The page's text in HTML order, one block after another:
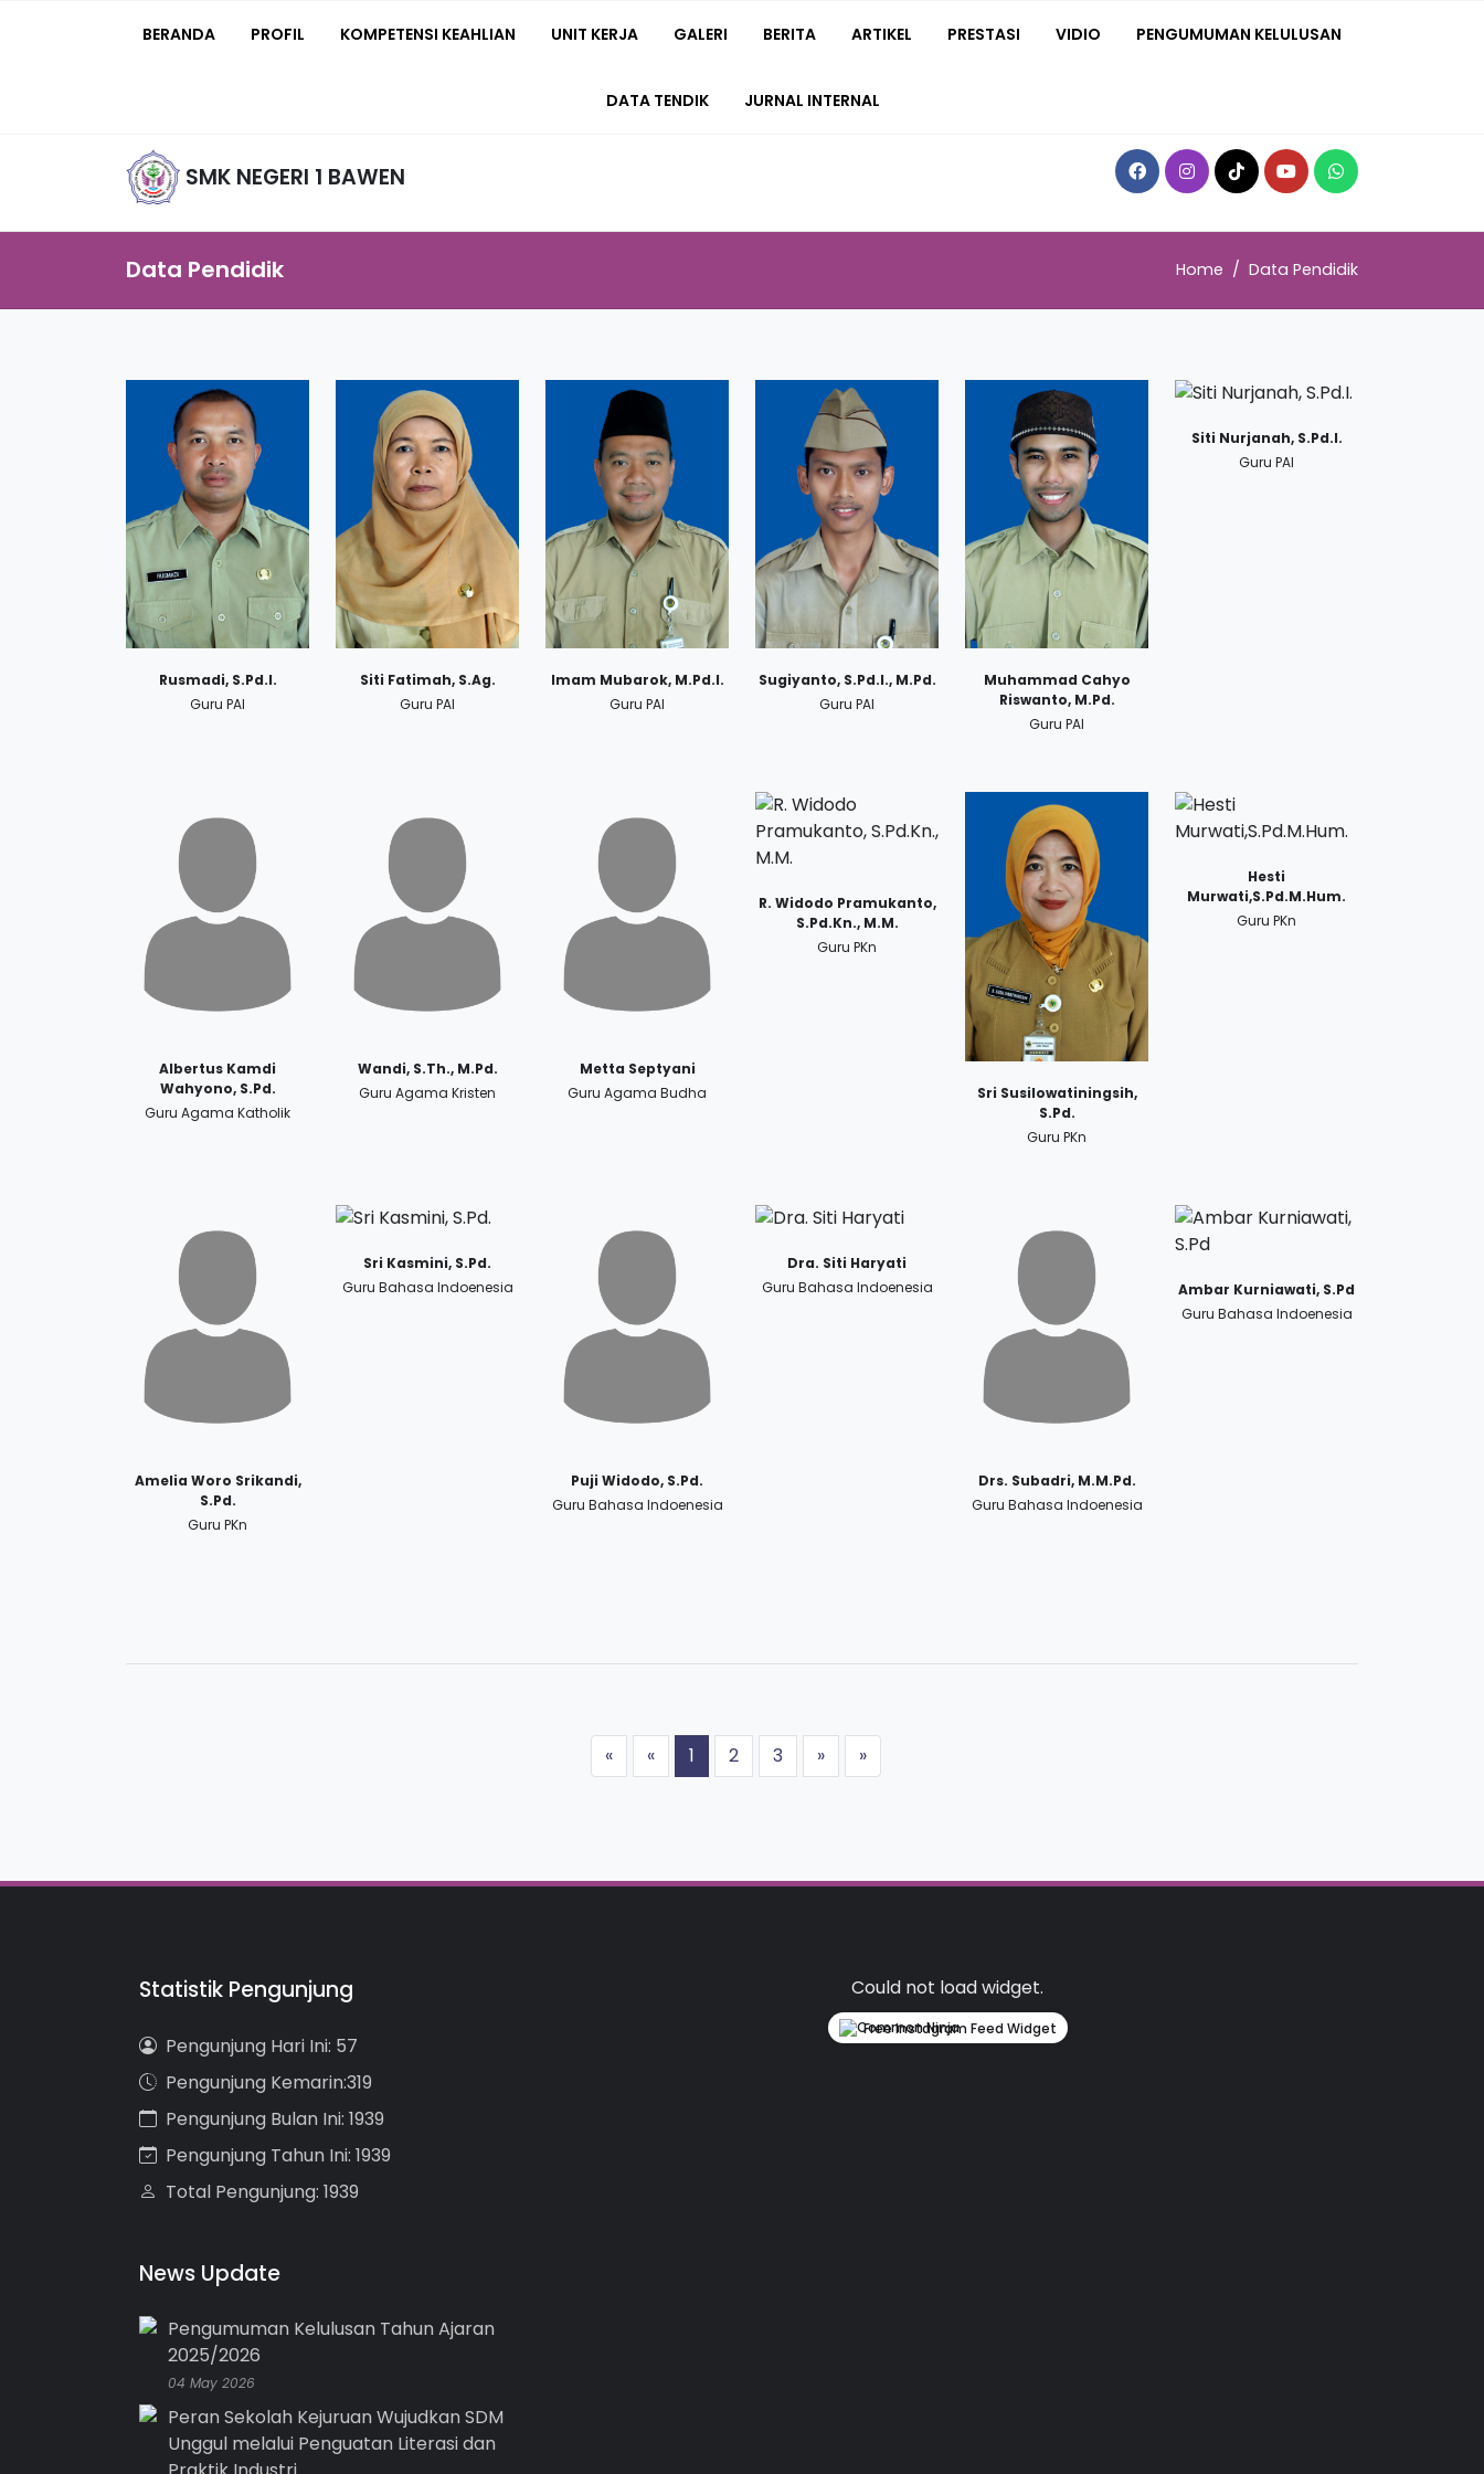
BERANDA PROFIL KOMPETENSI KEAHLIAN UNIT KERJA GALERI BERITA ARTIKEL PRESTASI VIDIO PENGUMUMAN KELULUSAN
DATA TENDIK JURNAL INTERNAL
SMK NEGERI 1 BAWEN
Data Pendidik Home Data Pendidik
Rusmadi, S.Pd.I.
Guru PAI
Siti Fatimah, S.Ag.
Guru PAI
Imam Mubarok, M.Pd.I.
Guru PAI
Sugiyanto, S.Pd.I., M.Pd.
Guru PAI
Muhammad Cahyo
Riswanto, M.Pd.
Guru PAI
Siti Nurjanah, S.Pd.I.
Guru PAI
Albertus Kamdi
Wahyono, S.Pd.
Guru Agama Katholik
Wandi, S.Th., M.Pd.
Guru Agama Kristen
Metta Septyani
Guru Agama Budha
R. Widodo Pramukanto,
S.Pd.Kn., M.M.
Guru PKn
Sri Susilowatiningsih,
S.Pd.
Guru PKn
Hesti
Murwati,S.Pd.M.Hum.
Guru PKn
Amelia Woro Srikandi,
S.Pd.
Guru PKn
Sri Kasmini, S.Pd.
Guru Bahasa Indoenesia
Puji Widodo, S.Pd.
Guru Bahasa Indoenesia
Dra. Siti Haryati
Guru Bahasa Indoenesia
Drs. Subadri, M.M.Pd.
Guru Bahasa Indoenesia
Ambar Kurniawati, S.Pd
Guru Bahasa Indoenesia
« « 1 2 3 » »
Statistik Pengunjung
Pengunjung Hari Ini: 57
Pengunjung Kemarin:319
Pengunjung Bulan Ini: 1939
Pengunjung Tahun Ini: 1939
Total Pengunjung: 1939
News Update
Pengumuman Kelulusan Tahun Ajaran
2025/2026
04 May 2026
Peran Sekolah Kejuruan Wujudkan SDM
Unggul melalui Penguatan Literasi dan
Could not load widget.
Free Instagram Feed Widget